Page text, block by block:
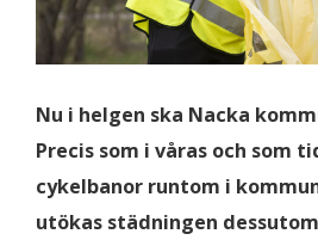
Nu i helgen ska Nacka
Precis som i våras och som
cykelbanor runtom i
utökas städningen